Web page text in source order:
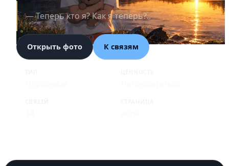
— Теперь кто я? Как я теперь?..
Открыть фото К связям